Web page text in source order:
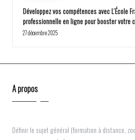
Développez vos compétences avec L’École
professionnelle en ligne pour booster votre
27 décembre 2025
A propos
Définir le sujet général (formation à distance,